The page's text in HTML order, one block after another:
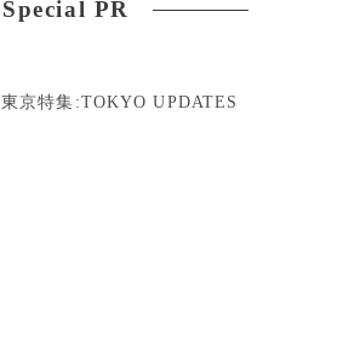
Special PR
東京特集:TOKYO UPDATES